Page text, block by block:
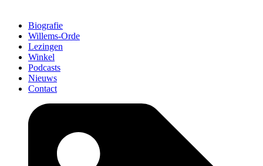
Biografie
Willems-Orde
Lezingen
Winkel
Podcasts
Nieuws
Contact